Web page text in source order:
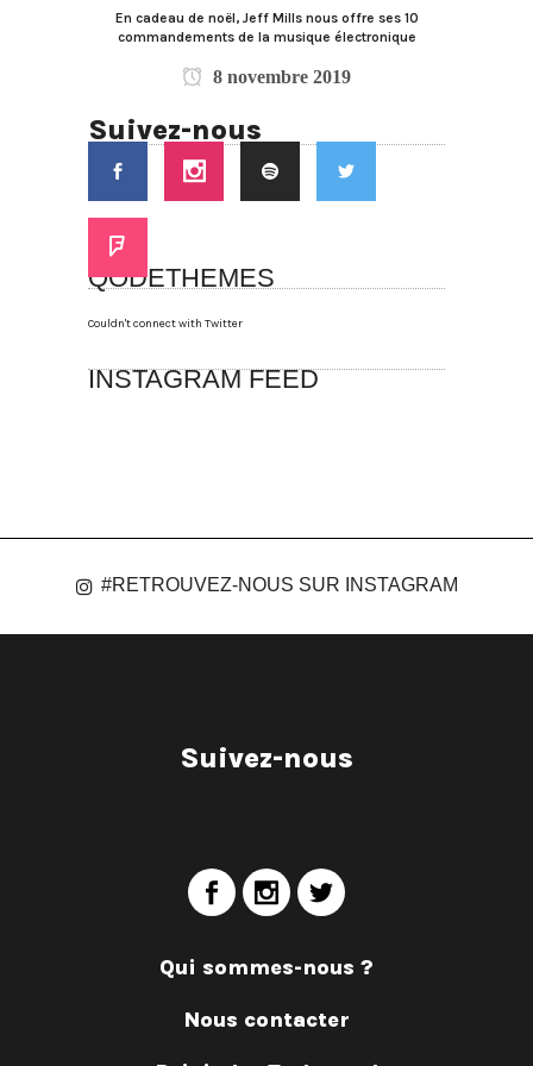
En cadeau de noël, Jeff Mills nous offre ses 10
commandements de la musique électronique
8 novembre 2019
Suivez-nous
QODETHEMES
Couldn't connect with Twitter
INSTAGRAM FEED
#RETROUVEZ-NOUS SUR INSTAGRAM
Suivez-nous
Qui sommes-nous ?
Nous contacter